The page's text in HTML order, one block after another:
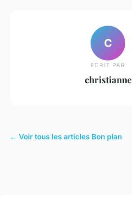
C
ECRIT PAR
christianne
← Voir tous les articles Bon plan